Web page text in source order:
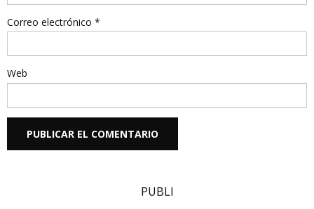
Correo electrónico *
Web
PUBLI